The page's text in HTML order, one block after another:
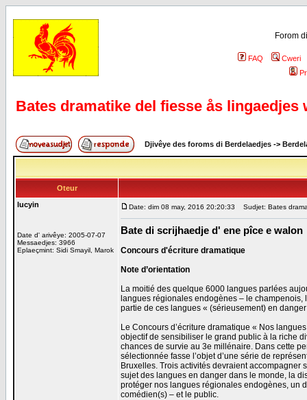
Forom
FAQ
Cweri
Bates dramatike del fiesse ås lingaedjes
Djivêye des foroms di Berdelaedjes ->
Oteur
lucyin
Date d' arivêye: 2005-07-07
Messaedjes: 3966
Eplaeçmint: Sidi Smayil, Marok
Date: dim 08 may, 2016 20:20:33 Sudjet: Bates
Bate di scrijhaedje d' ene pîce e walon
Concours d'écriture dramatique
Note d’orientation
La moitié des quelque 6000 langues parlées
langues régionales endogènes – le
partie de ces langues « (sérieusement) en
Le Concours d’écriture dramatique « Nos
objectif de sensibiliser le grand public à la riche
chances de survie au 3e millénaire. Dans cette
sélectionnée fasse l’objet d’une série de
Bruxelles. Trois activités devraient accompagner
sujet des langues en danger dans le monde, la
protéger nos langues régionales endogènes, un
comédien(s) – et le public.